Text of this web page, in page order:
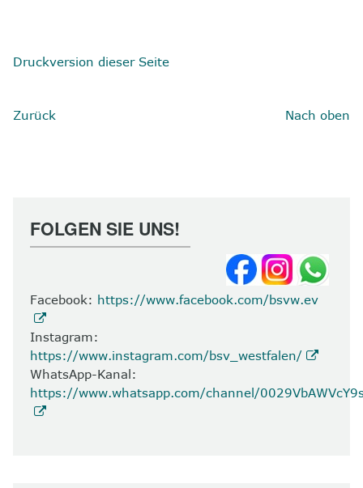
5
Wissenswertes
8Kontakt
Druckversion dieser Seite
Zurück Nach oben
FOLGEN SIE UNS!
Facebook: https://www.facebook.com/bsvw.ev
Instagram:
https://www.instagram.com/bsv_westfalen/
WhatsApp-Kanal:
https://www.whatsapp.com/channel/